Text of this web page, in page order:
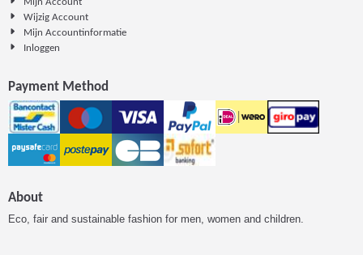
Wijzig Account
Mijn Accountinformatie
Inloggen
Payment Method
About
Eco, fair and sustainable fashion for men, women and children.